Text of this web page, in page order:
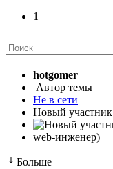
1
hotgomer
Автор темы
Не в сети
Новый участник
web-инженер)
Больше